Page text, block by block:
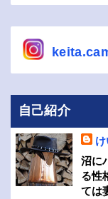
自己紹介
沼に
る性
ては